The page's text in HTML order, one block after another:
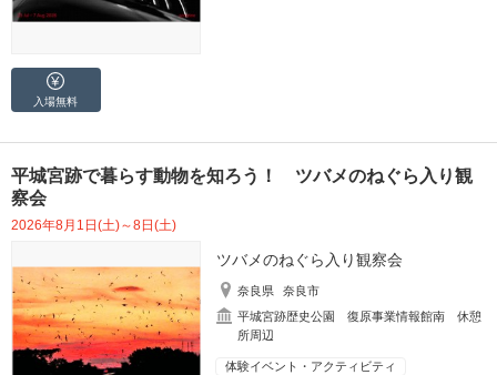
入場無料
平城宮跡で暮らす動物を知ろう！ ツバメのねぐら入り観
察会
2026年8月1日(土)～8日(土)
ツバメのねぐら入り観察会
奈良県
奈良市
平城宮跡歴史公園 復原事業情報館南 休憩
所周辺
体験イベント・アクティビティ